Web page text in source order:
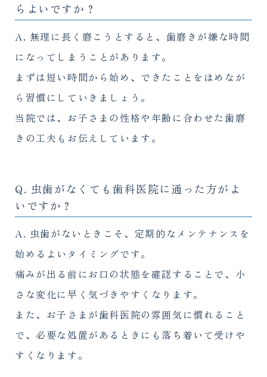
らよいですか？
A. 無理に長く磨こうとすると、歯磨きが嫌な時間
になってしまうことがあります。
まずは短い時間から始め、できたことをほめなが
ら習慣にしていきましょう。
当院では、お子さまの性格や年齢に合わせた歯磨
きの工夫もお伝えしています。
Q. 虫歯がなくても歯科医院に通った方がよ
いですか？
A. 虫歯がないときこそ、定期的なメンテナンスを
始めるよいタイミングです。
痛みが出る前にお口の状態を確認することで、小
さな変化に早く気づきやすくなります。
また、お子さまが歯科医院の雰囲気に慣れること
で、必要な処置があるときにも落ち着いて受けや
すくなります。